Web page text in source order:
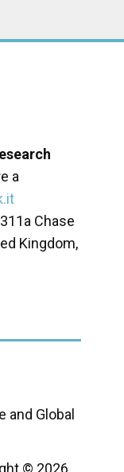
a
Chase
Kingdom,
and Global
© 2026